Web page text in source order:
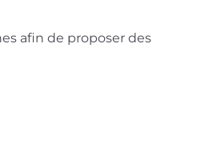
afin de proposer des